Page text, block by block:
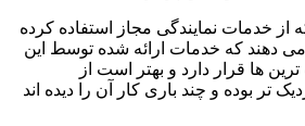
از خدمات نمایندگی مجاز استفاده کرده
می دهند که خدمات ارائه شده توسط این
ها قرار دارد و بهتر است از
تر بوده و چند باری کار آن را دیده اند